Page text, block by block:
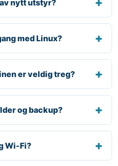
nytt utstyr?
med Linux?
er veldig treg?
og backup?
Wi-Fi?